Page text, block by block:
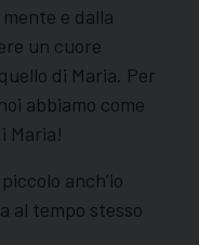
e dalla
un cuore
di Maria. Per
abbiamo come
Maria!
anch’io
al tempo stesso